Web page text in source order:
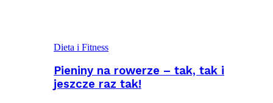
Dieta i Fitness
Pieniny na rowerze – tak, tak i
jeszcze raz tak!